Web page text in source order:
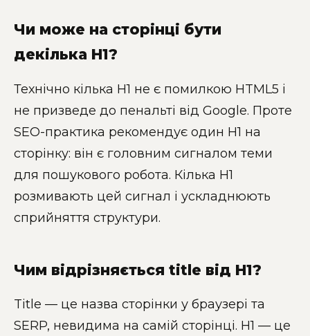
Чи може на сторінці бути
декілька H1?
Технічно кілька H1 не є помилкою HTML5 і
не призведе до пенальті від Google. Проте
SEO-практика рекомендує один H1 на
сторінку: він є головним сигналом теми
для пошукового робота. Кілька H1
розмивають цей сигнал і ускладнюють
сприйняття структури.
Чим відрізняється title від H1?
Title — це назва сторінки у браузері та
SERP, невидима на самій сторінці. H1 — це